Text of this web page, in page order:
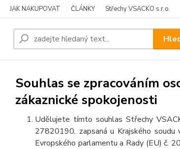
JAK NAKUPOVAT ČLÁNKY Střechy VSACKO s.r.o.
Souhlas se zpracováním
zákaznické spokojenosti
Udělujete tímto souhlas Střechy
27820190, zapsaná u Krajského
Evropského parlamentu a Rady (EU) č.